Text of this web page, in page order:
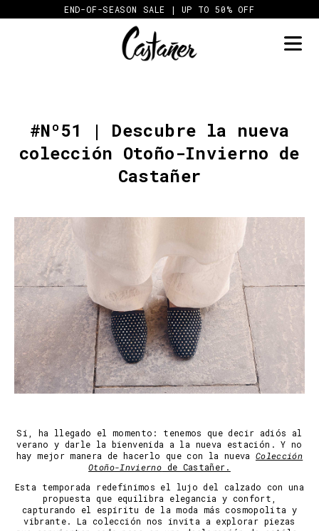
to
END-OF-SEASON SALE | UP TO 50% OFF
#Nº51 | Descubre la nueva
colección Otoño-Invierno de
Castañer
Sí, ha llegado el momento: tenemos que decir adiós al
verano y darle la bienvenida a la nueva estación.Y no
hay mejor manera de hacerlo que con la nueva Colección
Otoño-Invierno de Castañer.
Esta temporada redefinimos el lujo del calzado con una
propuesta que equilibra elegancia y confort,
capturando el espíritu de la moda más cosmopolita y
vibrante. La colección nos invita a explorar piezas